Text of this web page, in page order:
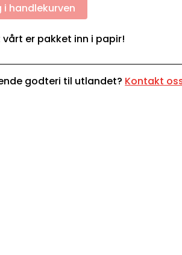
i handlekurven
er pakket inn i papir!
godteri til utlandet? Kontakt